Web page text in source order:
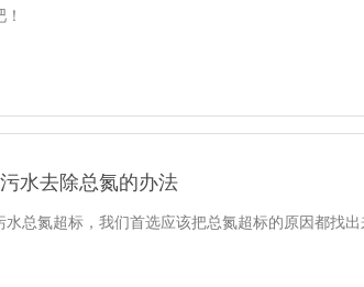
水去除总氮的办法
水总氮超标，我们首选应该把总氮超标的原因都找